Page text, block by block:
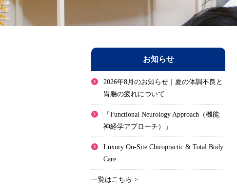
お知らせ
2026年8月のお知らせ｜夏の体調不良と
胃腸の疲れについて
「Functional Neurology Approach（機能
神経学アプローチ）」
Luxury On-Site Chiropractic & Total Body
Care
一覧はこちら >